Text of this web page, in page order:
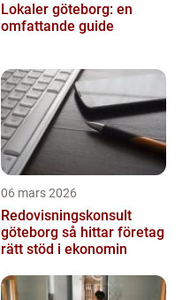
Lokaler göteborg: en
omfattande guide
06 mars 2026
Redovisningskonsult
göteborg så hittar företag
rätt stöd i ekonomin